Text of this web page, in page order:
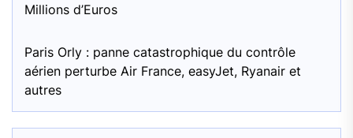
Millions d’Euros
Paris Orly : panne catastrophique du contrôle
aérien perturbe Air France, easyJet, Ryanair et
autres